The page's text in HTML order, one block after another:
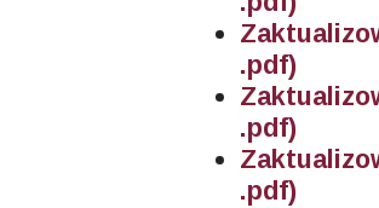
.pdf)
.pdf)
.pdf)